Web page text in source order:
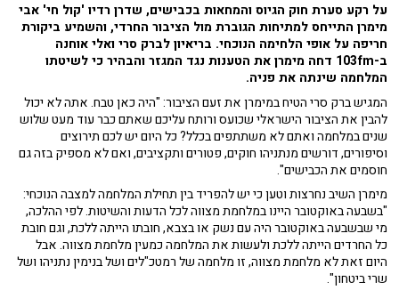
על רקע סערת חוק הגיוס והמחאות בכבישים, שדרן רדיו 'קול חי' אבי
מימרן התייחס למתיחות הגוברת מול הציבור החרדי, והשמיע ביקורת
חריפה על אופי הלחימה הנוכחי. בריאיון לברק סרי ואלי אוחנה
ב-103fm דחה מימרן את הטענות נגד המגזר והבהיר כי לשיטתו
המלחמה שינתה את פניה.
המגיש ברק סרי הטיח במימרן את זעם הציבור: "היה כאן טבח. אתה לא יכול
להבין את הציבור הישראלי שכועס ורותח עליכם שאתם כבר עוד מעט שלוש
שנים במלחמה ואתם לא משתתפים בכלל? כל היום יש לכם תירוצים
וסיפורים, דורשים מנתניהו חוקים, פטורים ותקציבים, ואם לא מספיק בזה גם
חוסמים את הכבישים".
מימרן השיב נחרצות וטען כי יש להפריד בין תחילת המלחמה למצבה הנוכחי:
"בשבעה באוקטובר היינו במלחמת מצווה לכל הדעות והשיטות. לפי ההלכה,
מי שבשבעה באוקטובר היה עם נשק או בצבא, חובתו הייתה ללכת, וגם חובת
כל החרדים הייתה ללכת ולעשות את המלחמה כמעין מלחמת מצווה. אבל
היום זאת לא מלחמת מצווה, זו מלחמה של רמטכ"לים ושל בנימין נתניהו ושל
שרי ביטחון".